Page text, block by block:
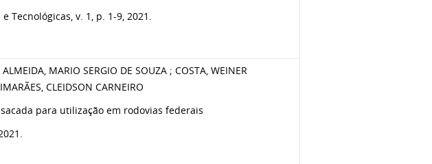
Tecnológicas, v. 1, p. 1-9, 2021.
MARIO SERGIO DE SOUZA ; COSTA, WEINER
CLEIDSON CARNEIRO
para utilização em rodovias federais